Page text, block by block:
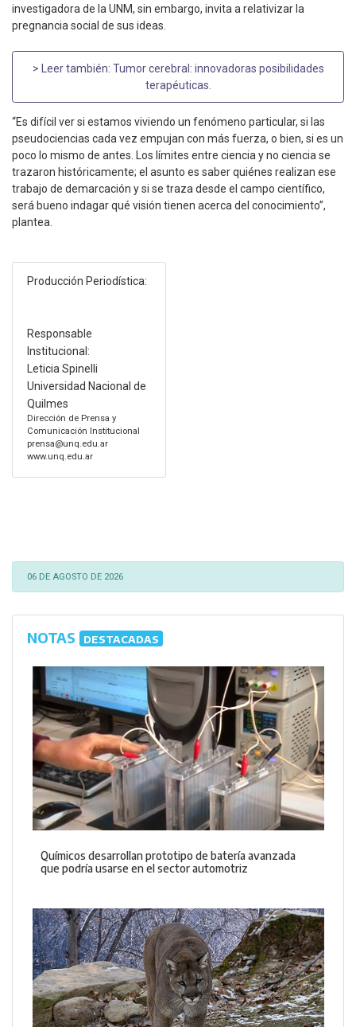
investigadora de la UNM, sin embargo, invita a relativizar la
pregnancia social de sus ideas.
> Leer también: Tumor cerebral: innovadoras posibilidades
terapéuticas
“Es difícil ver si estamos viviendo un fenómeno particular, si las
pseudociencias cada vez empujan con más fuerza, o bien, si es un
poco lo mismo de antes. Los límites entre ciencia y no ciencia se
trazaron históricamente; el asunto es saber quiénes realizan ese
trabajo de demarcación y si se traza desde el campo científico,
será bueno indagar qué visión tienen acerca del conocimiento”,
plantea.
Producción Periodística:
Responsable
Institucional:
Leticia Spinelli
Universidad Nacional de
Quilmes
Dirección de Prensa y
Comunicación Institucional
prensa@unq.edu.ar
www.unq.edu.ar
06 DE AGOSTO DE 2026
NOTAS DESTACADAS
Químicos desarrollan prototipo de batería avanzada
que podría usarse en el sector automotriz